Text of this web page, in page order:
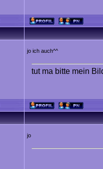
jo ich auch^^
tut ma bitte mein
jo